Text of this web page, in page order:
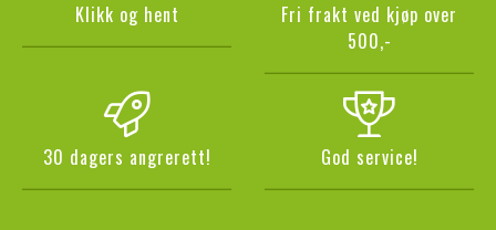
Klikk og hent
Fri frakt ved kjøp over
500,-
30 dagers angrerett! God service!